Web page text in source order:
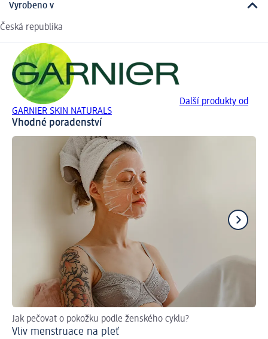
Vyrobeno v
Česká republika
Další produkty od
GARNIER SKIN NATURALS
Vhodné poradenství
Jak pečovat o pokožku podle ženského cyklu?
Vliv menstruace na pleť